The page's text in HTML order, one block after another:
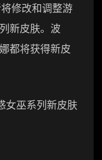
修改和调整游
新皮肤。波
都将获得新皮